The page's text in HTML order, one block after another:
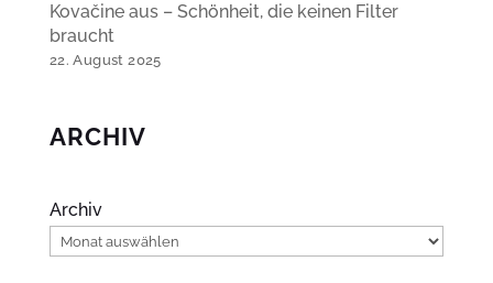
Kovačine aus – Schönheit, die keinen Filter
braucht
22. August 2025
ARCHIV
Archiv